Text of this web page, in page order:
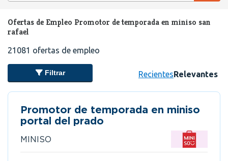
Ofertas de Empleo Promotor de temporada en miniso san
rafael
21081 ofertas de empleo
Filtrar RecientesRelevantes
Promotor de temporada en miniso
portal del prado
MINISO